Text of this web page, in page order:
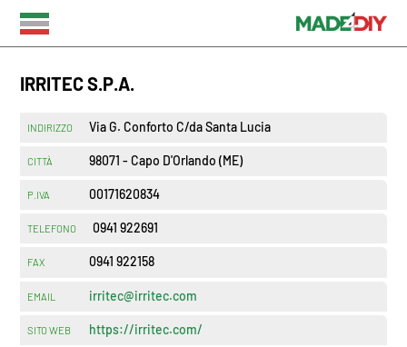
IRRITEC S.P.A.
INDIRIZZO Via G. Conforto C/da Santa Lucia
CITTÀ 98071 - Capo D'Orlando (ME)
P.IVA 00171620834
TELEFONO 0941 922691
FAX 0941 922158
EMAIL irritec@irritec.com
SITO WEB https://irritec.com/